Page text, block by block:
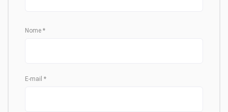
Nome *
E-mail *